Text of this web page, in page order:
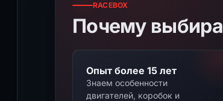
RACEBOX
Почему
Опыт более 15 лет
Знаем особенности
двигателей, коробок и